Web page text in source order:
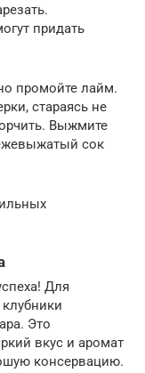
придать
промойте лайм.
стараясь не
Выжмите
сок
Для
Это
вкус и аромат
консервацию.